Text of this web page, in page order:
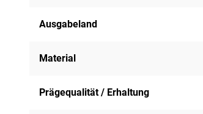
Ausgabeland
Material
Prägequalität / Erhaltung